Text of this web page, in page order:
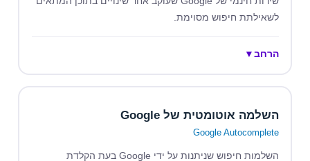
לשאילתת חיפוש מסוימת.
הרחב▼
השלמה אוטומטית של Google
Google Autocomplete
השלמות חיפוש שניתנות על ידי Google בעת הקלדת